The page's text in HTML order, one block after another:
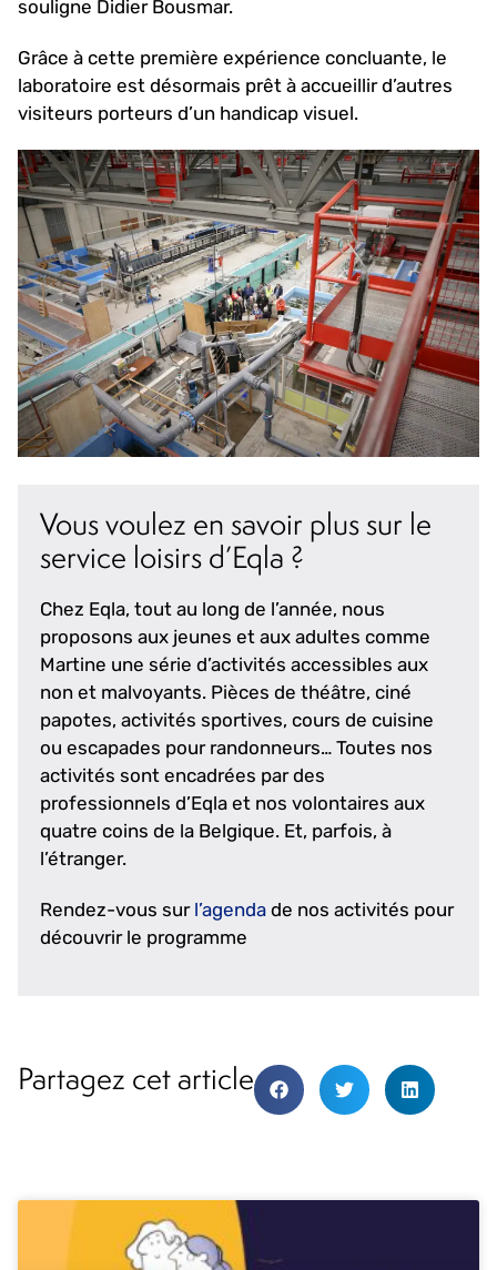
souligne Didier Bousmar.
Grâce à cette première expérience concluante, le
laboratoire est désormais prêt à accueillir d’autres
visiteurs porteurs d’un handicap visuel.
Vous voulez en savoir plus sur le
service loisirs d’Eqla ?
Chez Eqla, tout au long de l’année, nous
proposons aux jeunes et aux adultes comme
Martine une série d’activités accessibles aux
non et malvoyants. Pièces de théâtre, ciné
papotes, activités sportives, cours de cuisine
ou escapades pour randonneurs… Toutes nos
activités sont encadrées par des
professionnels d’Eqla et nos volontaires aux
quatre coins de la Belgique. Et, parfois, à
l’étranger.
Rendez-vous surl’agenda de nos activités pour
découvrir le programme
Partagez cet article